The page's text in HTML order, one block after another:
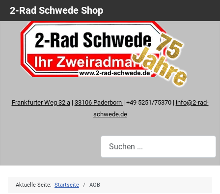
Frankfurter Weg 32 a| 33106 Paderborn | +49 5251/75370 | info@2-rad-
schwede.de
Aktuelle Seite: Startseite AGB
2-Rad Schwede Shop